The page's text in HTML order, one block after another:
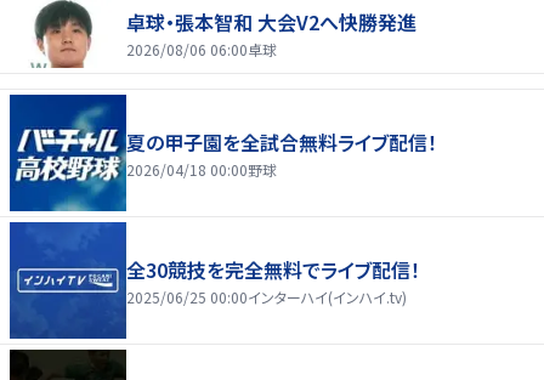
卓球・張本智和 大会V2へ快勝発進
2026/08/06 06:00卓球
夏の甲子園を全試合無料ライブ配信！
2026/04/18 00:00野球
全30競技を完全無料でライブ配信！
2025/06/25 00:00インターハイ(インハイ.tv)